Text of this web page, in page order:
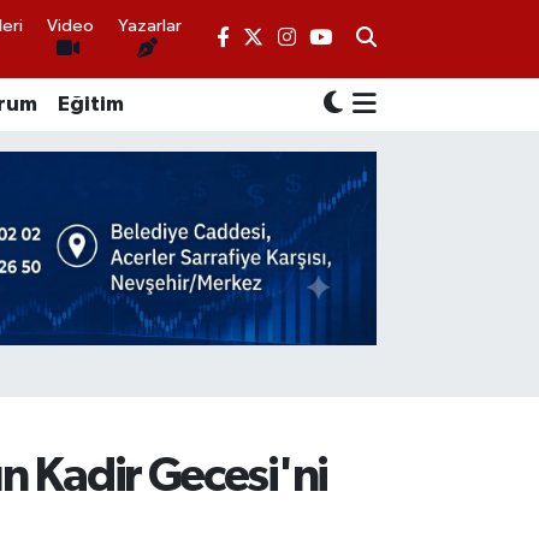
Video Yazarlar
Eğitim
Kadir Gecesi'ni